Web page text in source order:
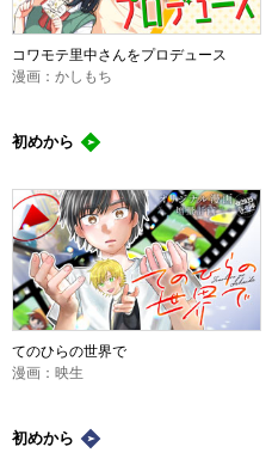
コワモテ里中さんをプロデュース
漫画：かしもち
初めから
てのひらの世界で
漫画：映生
初めから